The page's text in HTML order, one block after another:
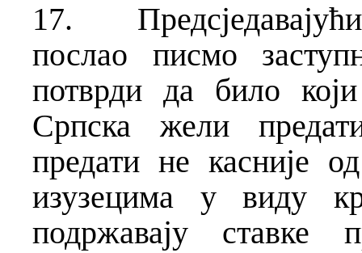
17.
послао писмо
потврди да било
Српска жели
предати не касније
изузецима у виду
подржавају ставке